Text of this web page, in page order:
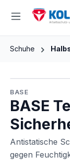
Zum Hauptinhalt
Schuhe
BASE
BASE
Antistatische
gegen